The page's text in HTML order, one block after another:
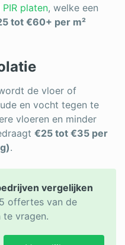
PIR platen, welke een
tot €60+ per m²
de vloer of
en vocht tegen te
vloeren en minder
€25 tot €35 per
.
vergelijken
offertes van de
te vragen.